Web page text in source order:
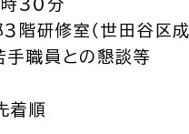
３０分
研修室（世田谷区成
手職員との懇談等
着順